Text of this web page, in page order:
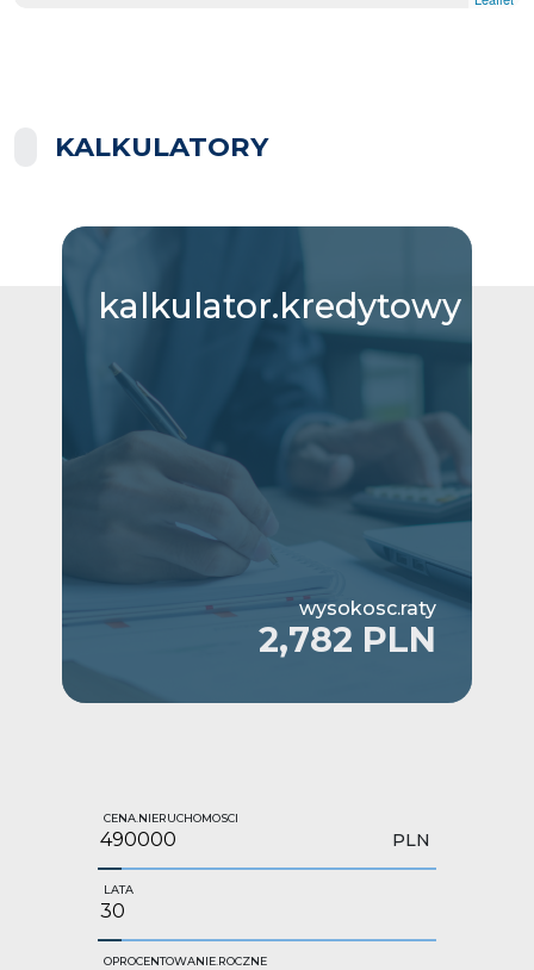
KALKULATORY
kalkulator.kredytowy
wysokosc.raty
2,782 PLN
CENA.NIERUCHOMOSCI
PLN
LATA
OPROCENTOWANIE.ROCZNE